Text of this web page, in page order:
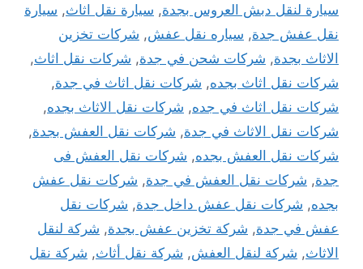
سيارة لنقل دبش العروس بجدة, سيارة نقل اثاث, سيارة
نقل عفش جدة, سياره نقل عفش, شركات تخزين
الاثاث بجدة, شركات شحن في جدة, شركات نقل اثاث,
شركات نقل اثاث بجده, شركات نقل اثاث في جدة,
شركات نقل اثاث في جده, شركات نقل الاثاث بجده,
شركات نقل الاثاث في جدة, شركات نقل العفش بجدة,
شركات نقل العفش بجده, شركات نقل العفش فى
جدة, شركات نقل العفش في جدة, شركات نقل عفش
بجده, شركات نقل عفش داخل جدة, شركات نقل
عفش في جدة, شركة تخزين عفش بجدة, شركة لنقل
الاثاث, شركة لنقل العفش, شركة نقل أثاث, شركة نقل